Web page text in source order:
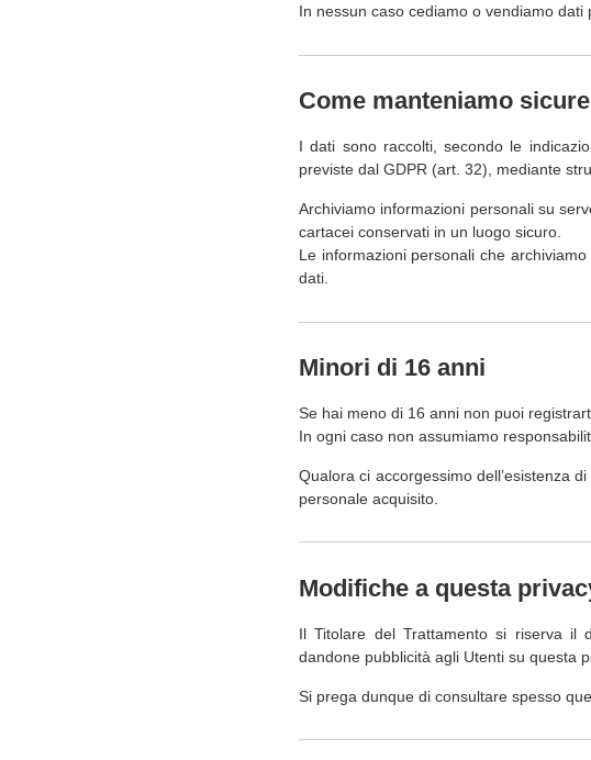
In nessun caso cediamo o vendiamo dati
Come manteniamo
I dati sono raccolti, secondo le
previste dal GDPR (art. 32), mediante
Archiviamo informazioni personali su
cartacei conservati in un luogo sicuro.
Le informazioni personali che
dati.
Minori di 16 anni
Se hai meno di 16 anni non puoi
In ogni caso non assumiamo
Qualora ci accorgessimo dell’esistenza
personale acquisito.
Modifiche a questa
Il Titolare del Trattamento si riserva il
dandone pubblicità agli Utenti su questa
Si prega dunque di consultare spesso